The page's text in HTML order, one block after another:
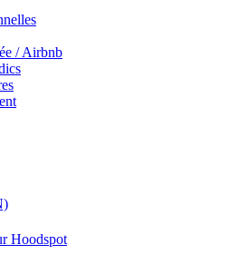
/ Airbnb
Hoodspot